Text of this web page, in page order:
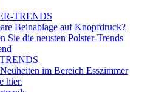
TRENDS
Beinablage auf Knopfdruck?
Sie die neusten Polster-Trends
im Bereich Esszimmer
hier.